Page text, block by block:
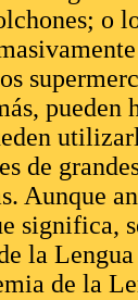
o
pueden
de
Aunque
significa,
la
de la